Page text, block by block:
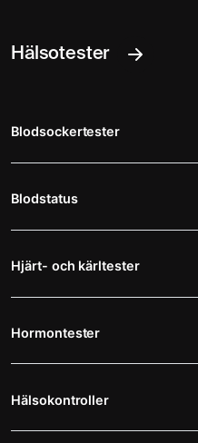
Hälsotester
Blodsockertester
Blodstatus
Hjärt- och kärltester
Hormontester
Hälsokontroller